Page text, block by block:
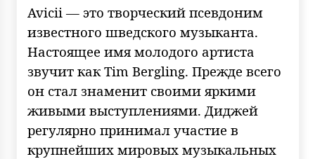
Avicii — это творческий псевдоним
известного шведского музыканта.
Настоящее имя молодого артиста
звучит как Tim Bergling. Прежде всего
он стал знаменит своими яркими
живыми выступлениями. Диджей
регулярно принимал участие в
крупнейших мировых музыкальных